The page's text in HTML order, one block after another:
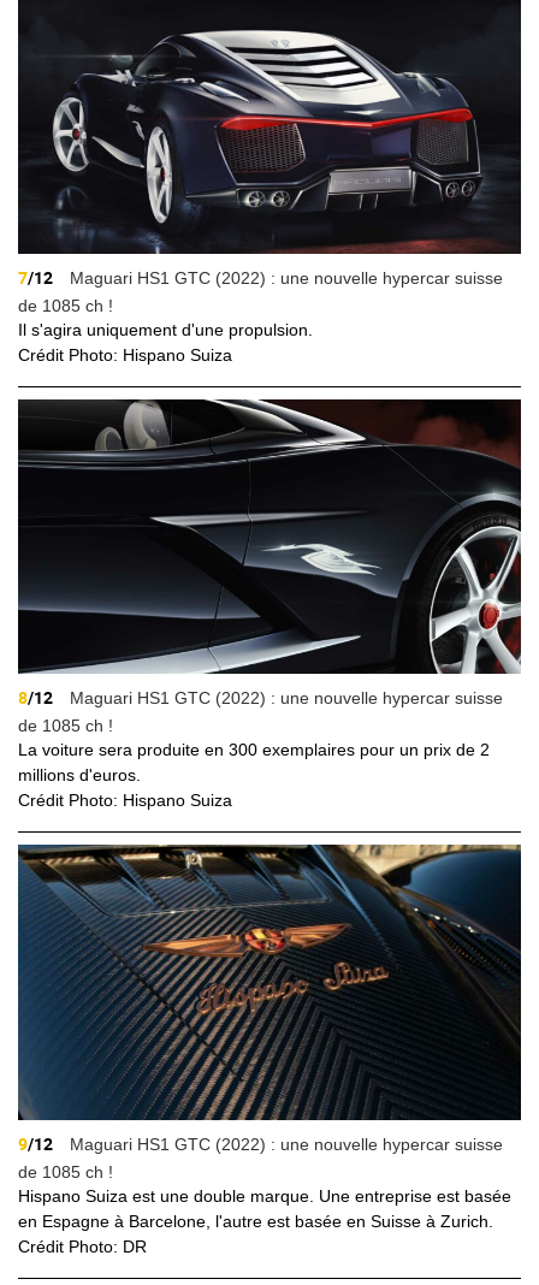
7/12
Maguari HS1 GTC (2022) : une nouvelle hypercar suisse
de 1085 ch !
Il s'agira uniquement d'une propulsion.
Crédit Photo: Hispano Suiza
8/12
Maguari HS1 GTC (2022) : une nouvelle hypercar suisse
de 1085 ch !
La voiture sera produite en 300 exemplaires pour un prix de 2
millions d'euros.
Crédit Photo: Hispano Suiza
9/12
Maguari HS1 GTC (2022) : une nouvelle hypercar suisse
de 1085 ch !
Hispano Suiza est une double marque. Une entreprise est basée
en Espagne à Barcelone, l'autre est basée en Suisse à Zurich.
Crédit Photo: DR